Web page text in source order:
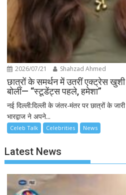
2026/07/21 Shahzad Ahmed
छात्रों के समर्थन में उतरीं एक्ट्रेस खुशी
बोलीं— “स्टूडेंट्स पहले, हमेशा”
नई दिल्ली:दिल्ली के जंतर-मंतर पर छात्रों के
भारद्वाज ने अपने...
Celeb Talk Celebrities News
Latest News